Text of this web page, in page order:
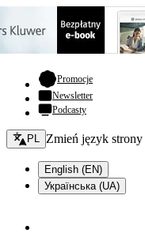
Promocje- otwiera się
Newsletter
Podcasty
Zmień język - bieżący:
PL Zmień język strony
English (EN)
Українська (UA)